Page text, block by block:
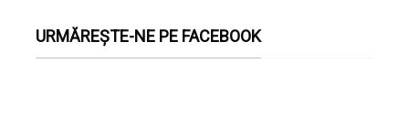
URMĂREȘTE-NE PE FACEBOOK